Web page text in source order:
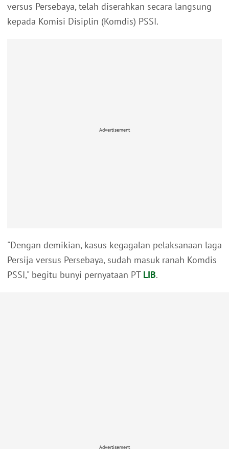
versus Persebaya, telah diserahkan secara langsung
kepada Komisi Disiplin (Komdis) PSSI.
Advertisement
"Dengan demikian, kasus kegagalan pelaksanaan laga
Persija versus Persebaya, sudah masuk ranah Komdis
PSSI," begitu bunyi pernyataan PT LIB.
Advertisement